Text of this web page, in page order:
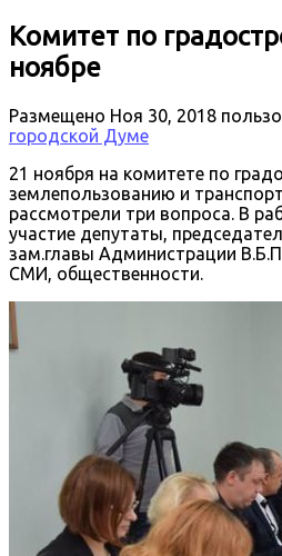
Комитет по
ноябре
Размещено Ноя 30, 2018
городской Думе
21 ноября на комитете по
землепользованию и
рассмотрели три вопроса. В
участие депутаты,
зам.главы Администрации
СМИ, общественности.